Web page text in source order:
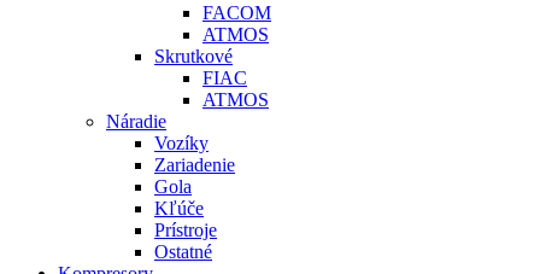
FACOM
ATMOS
Skrutkové
FIAC
ATMOS
Náradie
Vozíky
Zariadenie
Gola
Kľúče
Prístroje
Ostatné